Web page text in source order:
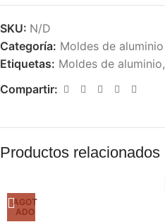
SKU: N/D
Categoría: Moldes de aluminio
Etiquetas: Moldes de aluminio,
Compartir:
Productos relacionados
AGOT
ADO